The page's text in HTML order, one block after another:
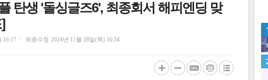
탄생 '돌싱글즈6', 최종회서 해피엔딩 맞
16:17 최종수정 2024년 11월 28일(목) 16:24